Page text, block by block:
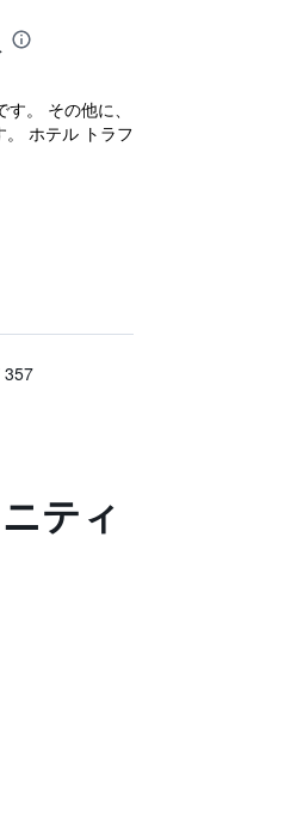
。 その他に、
ホテル トラフ
357
ティ